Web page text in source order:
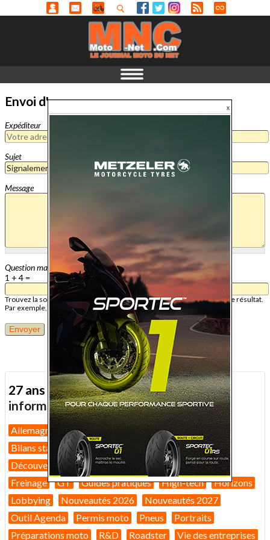
Envoi d'un message
Expéditeur
Sujet
Message
Question mathématique
1 + 4 =
Trouvez la solution de ce problème mathématique simple et saisissez le résultat.
Par exemple, pour 1 + 3, saisissez 4.
27 ans d'actualité moto :toutes nos
informations depuis 1999 !
Allemagne Assurance moto
Bilans marché 2026
Bilans statistiques
Casques
Dans Le Rétro
Découverte
Equipement pilote
Fiches techniques
Freinage
GT Guides pratiques High-tech
Horizons
Lobbying
Nouveautés 2026
Nouveautés 2027
Outil Agenda
Permis moto Pneus
Portraits
Préparations moto
R&D Roadster Vie des entreprises